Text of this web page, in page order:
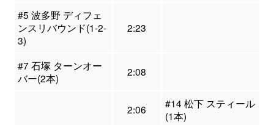
#5 波多野 ディフェ
ンスリバウンド(1-2-
3)
2:23
#7 石塚 ターンオー
バー(2本)
2:08
2:06
#14 松下 スティール
(1本)